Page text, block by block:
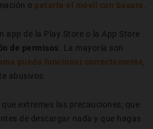
o petarte el móvil con basura
app de la Play Store o la App Store
de permisos . La mayoría son
pueda funcionar correctamente
abusivos.
extremes las precauciones; que
de descargar nada y que hagas